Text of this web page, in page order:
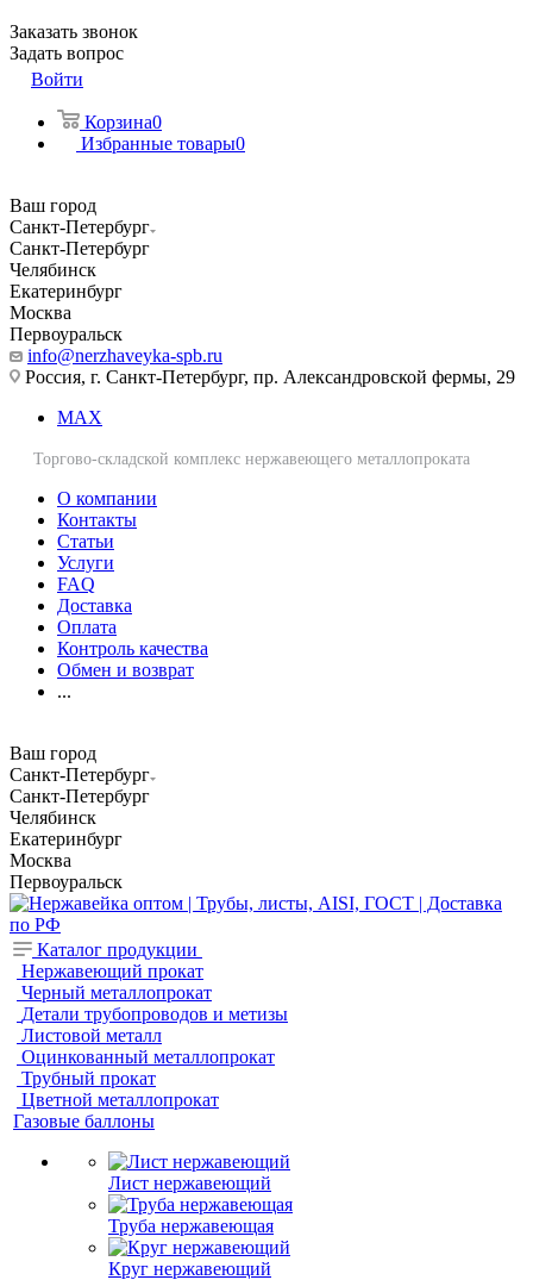
Заказать звонок
Задать вопрос
Войти
Корзина0
Избранные товары0
Ваш город
Санкт-Петербург
Санкт-Петербург
Челябинск
Екатеринбург
Москва
Первоуральск
info@nerzhaveyka-spb.ru
Россия, г. Санкт-Петербург, пр. Александровской фермы, 29
MAX
Торгово-складской комплекс нержавеющего металлопроката
О компании
Контакты
Статьи
Услуги
FAQ
Доставка
Оплата
Контроль качества
Обмен и возврат
...
Ваш город
Санкт-Петербург
Санкт-Петербург
Челябинск
Екатеринбург
Москва
Первоуральск
Каталог продукции
Нержавеющий прокат
Черный металлопрокат
Детали трубопроводов и метизы
Листовой металл
Оцинкованный металлопрокат
Трубный прокат
Цветной металлопрокат
Газовые баллоны
Лист нержавеющий
Труба нержавеющая
Круг нержавеющий